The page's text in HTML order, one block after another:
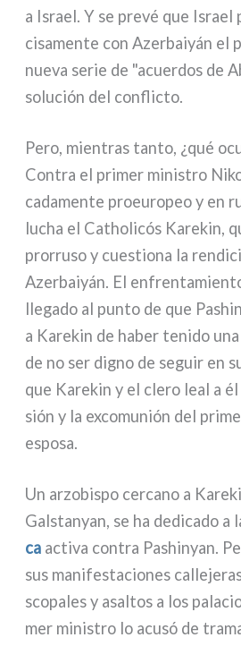
a Israel. Y se pre­vé que
ci­sa­men­te con Azerbaiyán el
nue­va serie de "acuer­dos de
solu­ción del con­flic­to.
Pero, mien­tras tan­to, ¿qué
Contra el pri­mer mini­stro
ca­da­men­te proeu­ro­peo y en
lucha el Catholicós Karekin,
pror­ru­so y cue­stio­na la
Azerbaiyán. El
lle­ga­do al pun­to de que
a Karekin de haber teni­do
de no ser digno de seguir en
que Karekin y el cle­ro leal a
sión y la exco­mu­nión del
espo­sa.
Un arzo­bi­spo cer­ca­no a
Galstanyan, se ha dedi­ca­do a
ca acti­va con­tra Pashinyan.
sus mani­fe­sta­cio­nes
sco­pa­les y asal­tos a los
mer mini­stro lo acu­só de